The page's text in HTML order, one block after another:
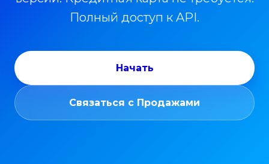
Полный доступ к API.
Начать
Связаться с Продажами